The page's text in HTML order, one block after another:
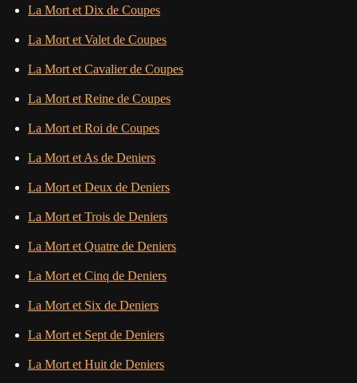
La Mort et Dix de Coupes
La Mort et Valet de Coupes
La Mort et Cavalier de Coupes
La Mort et Reine de Coupes
La Mort et Roi de Coupes
La Mort et As de Deniers
La Mort et Deux de Deniers
La Mort et Trois de Deniers
La Mort et Quatre de Deniers
La Mort et Cinq de Deniers
La Mort et Six de Deniers
La Mort et Sept de Deniers
La Mort et Huit de Deniers